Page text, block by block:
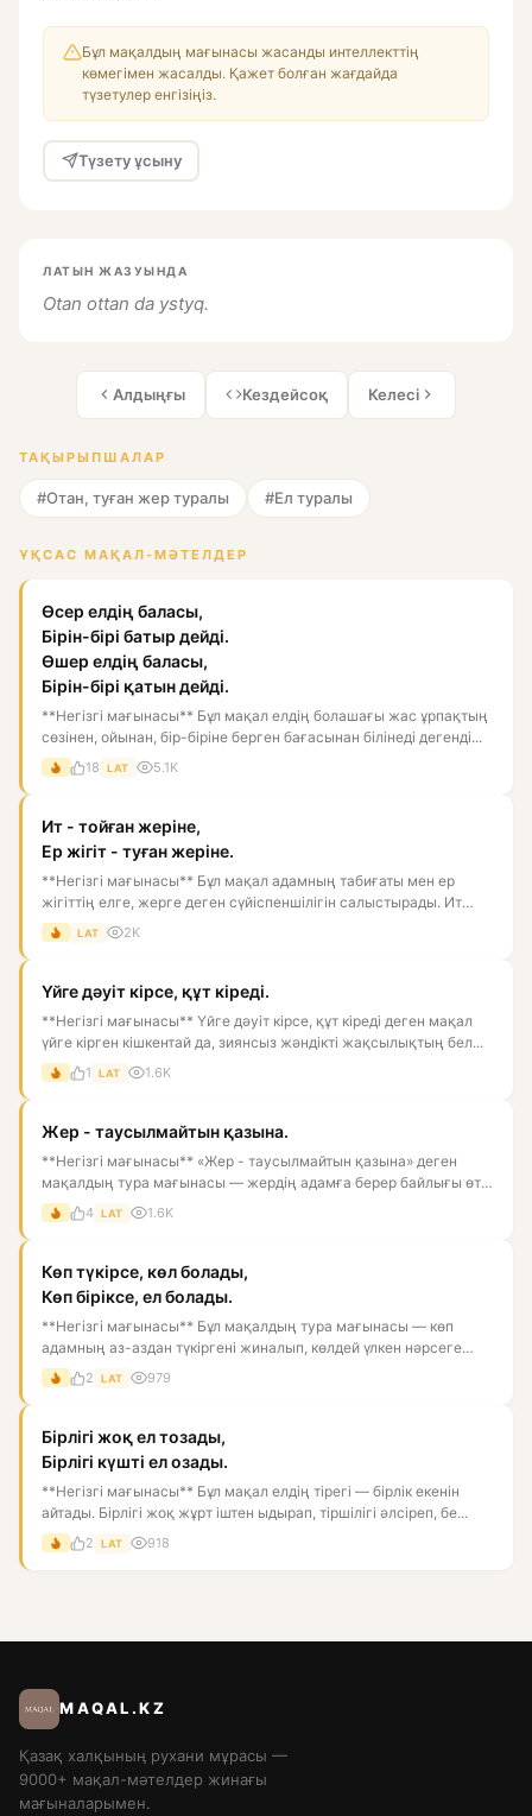
Бұл мақалдың мағынасы жасанды интеллекттің
көмегімен жасалды. Қажет болған жағдайда
түзетулер енгізіңіз.
Түзету ұсыну
ЛАТЫН ЖАЗУЫНДА
Otan ottan da ystyq.
Алдыңғы Кездейсоқ Келесі
ТАҚЫРЫПШАЛАР
#Отан, туған жер туралы #Ел туралы
ҰҚСАС МАҚАЛ-МӘТЕЛДЕР
Өсер елдің баласы,
Бірін-бірі батыр дейді.
Өшер елдің баласы,
Бірін-бірі қатын дейді.
**Негізгі мағынасы** Бұл мақал елдің болашағы жас ұрпақтың
сөзінен, ойынан, бір-біріне берген бағасынан білінеді дегенді...
18 LAT 5.1K
Ит - тойған жеріне,
Ер жігіт - туған жеріне.
**Негізгі мағынасы** Бұл мақал адамның табиғаты мен ер
жігіттің елге, жерге деген сүйіспеншілігін салыстырады. Ит
тойған...
LAT 2K
Үйге дәуіт кірсе, құт кіреді.
**Негізгі мағынасы** Үйге дәуіт кірсе, құт кіреді деген мақал
үйге кірген кішкентай да, зиянсыз жәндікті жақсылықтың бел...
1 LAT 1.6K
Жер - таусылмайтын қазына.
**Негізгі мағынасы** «Жер - таусылмайтын қазына» деген
мақалдың тура мағынасы — жердің адамға берер байлығы өте
көп, он...
4 LAT 1.6K
Көп түкірсе, көл болады,
Көп біріксе, ел болады.
**Негізгі мағынасы** Бұл мақалдың тура мағынасы — көп
адамның аз-аздан түкіргені жиналып, көлдей үлкен нәрсеге
айналуы....
2 LAT 979
Бірлігі жоқ ел тозады,
Бірлігі күшті ел озады.
**Негізгі мағынасы** Бұл мақал елдің тірегі — бірлік екенін
айтады. Бірлігі жоқ жұрт іштен ыдырап, тіршілігі әлсіреп, бе...
2 LAT 918
MAQAL.KZ
Қазақ халқының рухани мұрасы —
9000+ мақал-мәтелдер жинағы
мағыналарымен.